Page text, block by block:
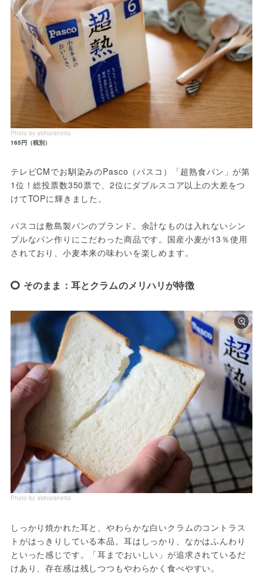
Photo by akiharahetta
165円（税別）
テレビCMでお馴染みのPasco（パスコ）「超熟食パン」が第
1位！総投票数350票で、2位にダブルスコア以上の大差をつ
けてTOPに輝きました。
パスコは敷島製パンのブランド。余計なものは入れないシン
プルなパン作りにこだわった商品です。国産小麦が13％使用
されており、小麦本来の味わいを楽しめます。
そのまま：耳とクラムのメリハリが特徴
Photo by akiharahetta
しっかり焼かれた耳と、やわらかな白いクラムのコントラス
トがはっきりしている本品。耳はしっかり、なかはふんわり
といった感じです。「耳までおいしい」が追求されているだ
けあり、存在感は残しつつもやわらかく食べやすい。